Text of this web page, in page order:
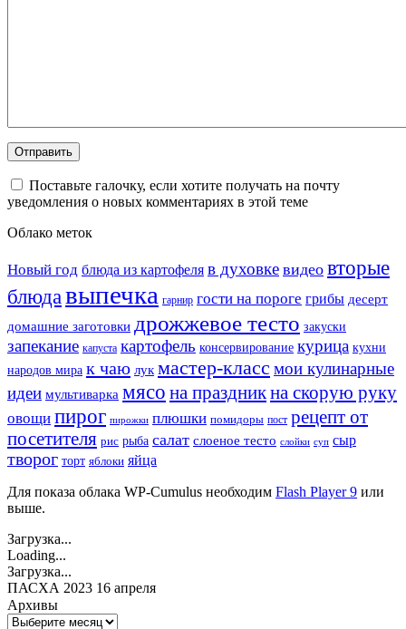
Поставьте галочку, если хотите получать на почту
уведомления о новых комментариях в этой теме
Облако меток
Новый год блюда из картофеля в духовке видео вторые
блюдавыпечка гарнир гости на пороге грибы десерт
домашние заготовки дрожжевое тесто закуски
запекание капуста картофель консервирование курица кухни
народов мира к чаю лук мастер-класс мои кулинарные
идеи мультиварка мясо на праздникна скорую руку
овощи пирог пирожки плюшки помидоры пост рецепт от
посетителя рис рыба салат слоеное тесто слойки суп сыр
творог торт яблоки яйца
Для показа облака WP-Cumulus необходим Flash Player 9 или
выше.
Загрузка...
Loading...
Загрузка...
ПАСХА 2023 16 апреля
Архивы
Архивы